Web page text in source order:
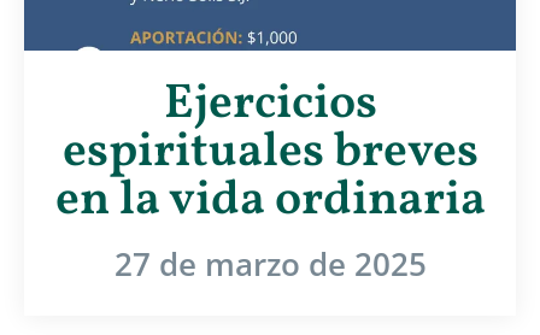
Ejercicios
espirituales breves
en la vida ordinaria
27 de marzo de 2025